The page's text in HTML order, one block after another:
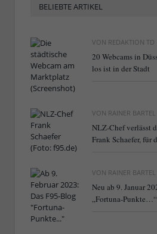
BELIEBTE ARTIKEL
VON REDAKTION TD
20 Webcams in
los ist in der Stadt
VON RAINER BARTEL
NLZ-Chef verlässt
Frank Schaefer, für
VON RAINER BARTEL
Neu ab 9. Januar
„Fortuna-Punkte…“